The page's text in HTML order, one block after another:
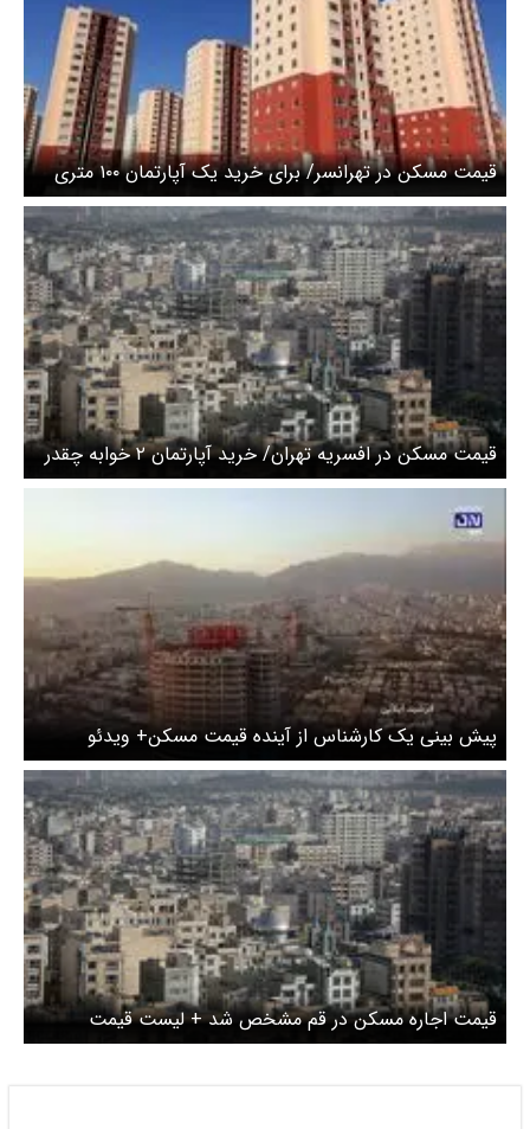
قیمت مسکن در تهرانسر/ برای خرید یک آپارتمان ۱۰۰ متری
چقدر باید هزینه کرد؟ + جدول قیمت‌ها
قیمت مسکن در افسریه تهران/ خرید آپارتمان ۲ خوابه چقدر
هزینه دارد؟ + جدول قیمت‌ها
پیش بینی یک کارشناس از آینده قیمت مسکن+ ویدئو
قیمت اجاره مسکن در قم مشخص شد + لیست قیمت